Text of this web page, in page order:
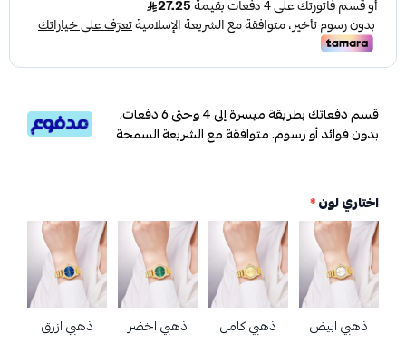
قسم دفعاتك بطريقة ميسرة إلى 4 وحتى 6 دفعات،
بدون فوائد أو رسوم. متوافقة مع الشريعة السمحة
اختاري لون*
ذهبي ابيض ذهبي كامل ذهبي اخضر ذهبي ازرق